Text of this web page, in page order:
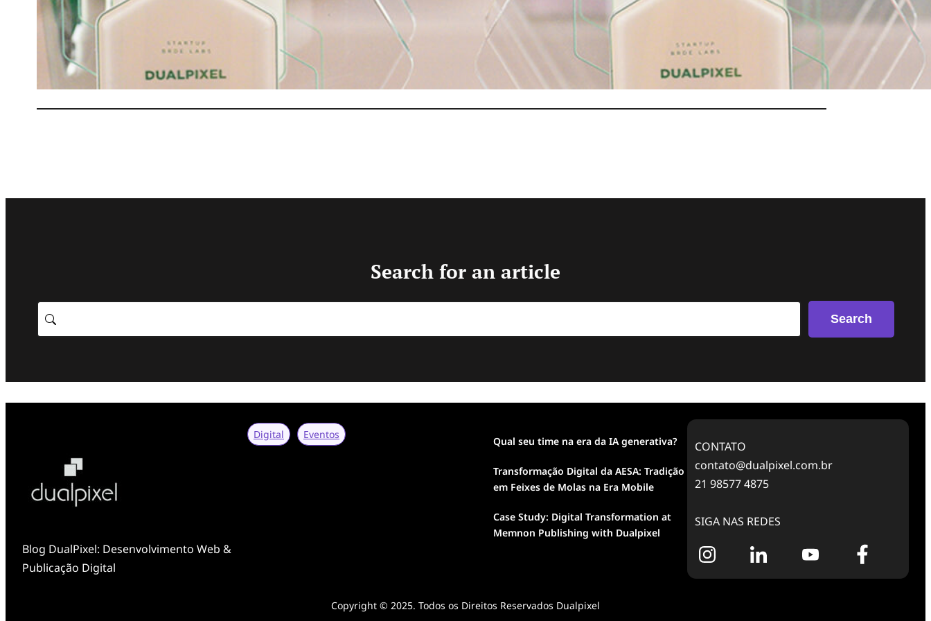
10 startups do BRDE
Labs 2024
04/12/2024
Search for an article
Search Search
Blog DualPixel: Desenvolvimento Web &
Publicação Digital
Digital Eventos
Qual seu time na era da IA generativa?
Transformação Digital da AESA: Tradição
em Feixes de Molas na Era Mobile
Case Study: Digital Transformation at
Memnon Publishing with Dualpixel
CONTATO
contato@dualpixel.com.br
21 98577 4875
SIGA NAS REDES
Copyright © 2025. Todos os Direitos Reservados Dualpixel